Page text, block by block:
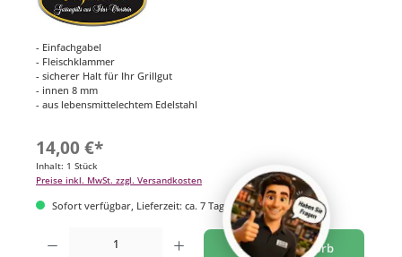
- Einfachgabel
- Fleischklammer
- sicherer Halt für Ihr Grillgut
- innen 8 mm
- aus lebensmittelechtem Edelstahl
14,00 €*
Inhalt: 1 Stück
Preise inkl. MwSt. zzgl. Versandkosten
Sofort verfügbar, Lieferzeit: ca. 7 Tage
Produkt Anzahl: Gib den gewünschten Wert ein oder benutze die Schaltflächen um
In den Warenkorb